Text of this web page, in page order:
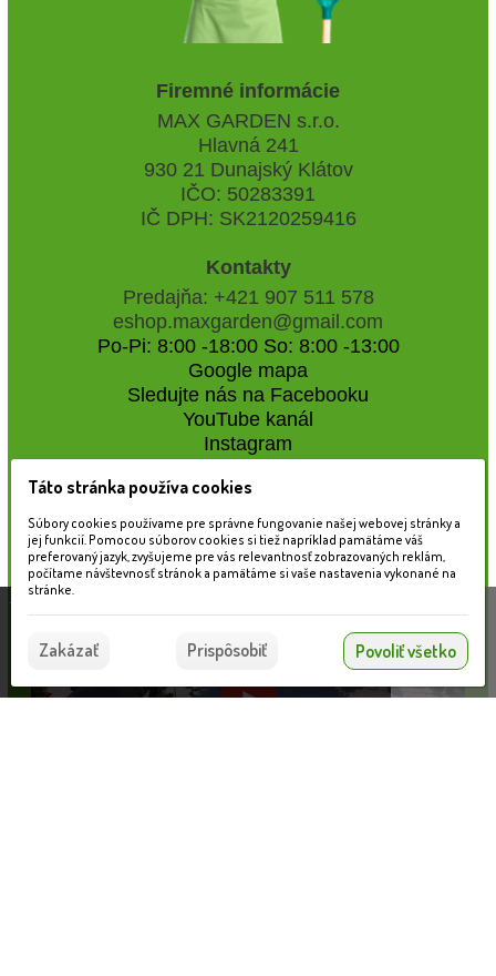
Firemné informácie
MAX GARDEN s.r.o.
Hlavná 241
930 21 Dunajský Klátov
IČO: 50283391
IČ DPH: SK2120259416
Kontakty
Predajňa: +421 907 511 578
eshop.maxgarden@gmail.com
Po-Pi: 8:00 -18:00 So: 8:00 -13:00
Google mapa
Sledujte nás na Facebooku
YouTube kanál
Instagram
Naše záhradné centrum
Táto stránka používa súbory cookies, ktoré nám
pomáhajú poskytovať služby. Používaním našich
služieb vyjadrujete súhlas s používaním súborov
Súhlasím
Táto stránka používa cookies
Súbory cookies používame pre správne fungovanie našej webovej stránky a
jej funkcií. Pomocou súborov cookies si tiež napríklad pamätáme váš
preferovaný jazyk, zvyšujeme pre vás relevantnosť zobrazovaných reklám,
počítame návštevnosť stránok a pamätáme si vaše nastavenia vykonané na
stránke.
Zakázať Prispôsobiť Povoliť všetko